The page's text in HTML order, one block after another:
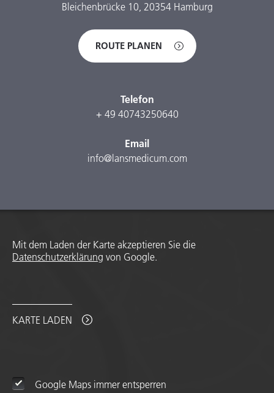
Bleichenbrücke 10, 20354 Hamburg
ROUTE PLANEN
Telefon
+ 49 40743250640
Email
info@lansmedicum.com
Mit dem Laden der Karte akzeptieren Sie die
Datenschutzerklärung von Google.
KARTE LADEN
Google Maps immer entsperren